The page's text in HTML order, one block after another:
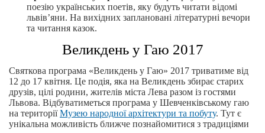
поезію українських поетів, яку будуть читати відомі
львів’яни. На вихідних заплановані літературні вечори
та читання казок.
Великдень у Гаю 2017
Святкова програма «Великдень у Гаю» 2017 триватиме від
12 до 17 квітня. Це подія, яка на Великдень збирає старих
друзів, цілі родини, жителів міста Лева разом із гостями
Львова. Відбуватиметься програма у Шевченківському гаю
на територіїМузею народної архітектури та побуту. Тут є
унікальна можливість ближче познайомитися з традиціями